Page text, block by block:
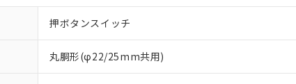
押ボタンスイッチ
丸胴形(φ22/25mm共用)